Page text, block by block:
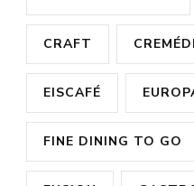
CRAFT
EISCAFÉ
FINE DINING TO GO